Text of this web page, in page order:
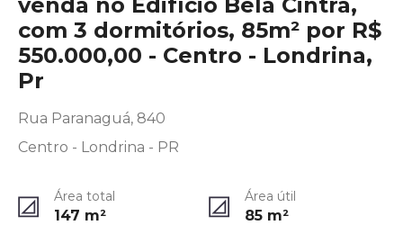
com 3 dormitórios, 85m² por R$
550.000,00 - Centro - Londrina,
Pr
Rua Paranaguá, 840
Centro - Londrina - PR
Área total
147 m²
Área útil
85 m²